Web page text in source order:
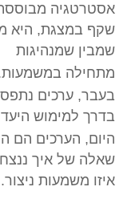
אסטרטגיה
שקף במצגת, היא
שמבין שמנהיגות
מתחילה במשמעות.
בעבר, ערכים
בדרך למימוש
היום, הערכים הם
איזו משמעות ניצור.